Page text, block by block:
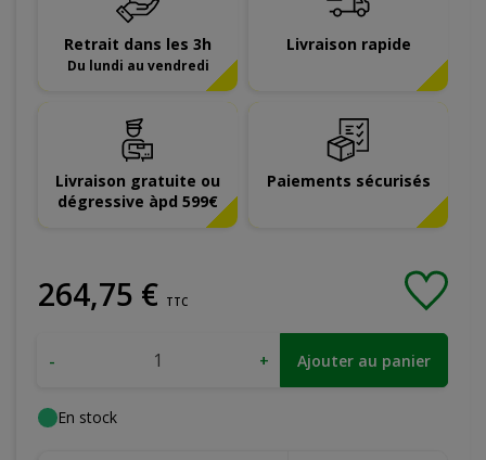
Retrait dans les 3h
Du lundi au vendredi
Livraison rapide
Livraison gratuite ou
dégressive àpd 599€
Paiements sécurisés
264,75 € TTC
- + Ajouter au panier
En stock